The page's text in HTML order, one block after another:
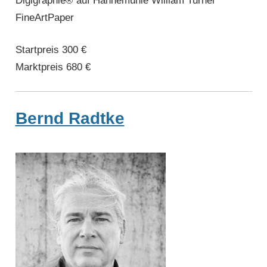
FineArtPaper
Startpreis 300 €
Marktpreis 680 €
Bernd Radtke